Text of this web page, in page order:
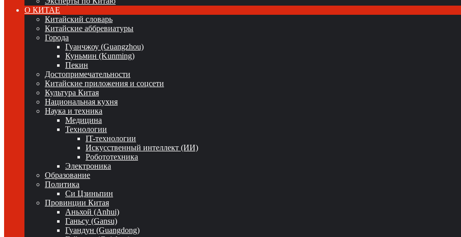
О КИТАЕ
Китайский словарь
Китайские аббревиатуры
Города
Гуанчжоу (Guangzhou)
Куньмин (Kunming)
Пекин
Достопримечательности
Китайские приложения и соцсети
Культура Китая
Национальная кухня
Наука и техника
Медицина
Технологии
IT-технологии
Искусственный интеллект (ИИ)
Робототехника
Электроника
Образование
Политика
Си Цзиньпин
Провинции Китая
Аньхой (Anhui)
Ганьсу (Gansu)
Гуандун (Guangdong)